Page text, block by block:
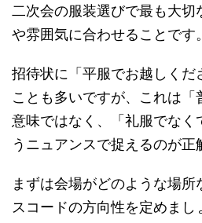
二次会の服装選びで最も大切
や雰囲気に合わせることです。
招待状に「平服でお越しくだ
ことも多いですが、これは「
意味ではなく、「礼服でなく
うニュアンスで捉えるのが正
まずは会場がどのような場
スコードの方向性を定めまし